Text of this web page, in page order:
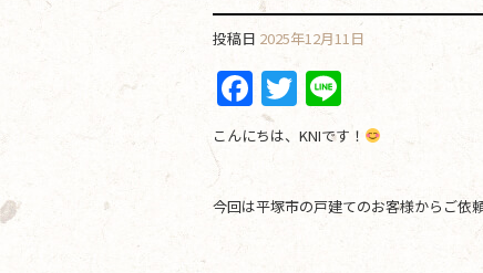
投稿日 2025年12月11日
F
a
c
e
b
T
w
itt
er
n
e
こんにちは、KNIです！
今回は平塚市の戸建てのお客様からご依